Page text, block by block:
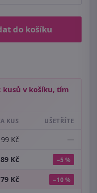
do košíku
kusů v košíku, tím
KUS UŠETŘÍTE
Kč —
Kč −5 %
Kč −10 %